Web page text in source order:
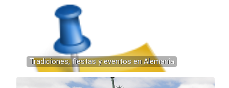
Tradiciones, fiestas y eventos en Alemania